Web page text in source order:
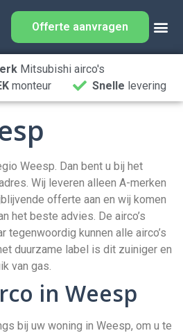
Offerte aanvragen
Mitsubishi airco's
monteur Snelle levering
Weesp. Dan bent u bij het
Wij leveren alleen A-merken
offerte aan en wij komen
het beste advies. De airco’s
tegenwoordig kunnen alle airco’s
duurzame label is dit zuiniger en
van gas.
in Weesp
bij uw woning in Weesp, om u te